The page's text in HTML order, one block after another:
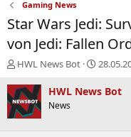
Gaming News
Star Wars Jedi:
von Jedi: Fallen
E
s
t
e
HWL News Bot
E
s
HWL News Bot
News